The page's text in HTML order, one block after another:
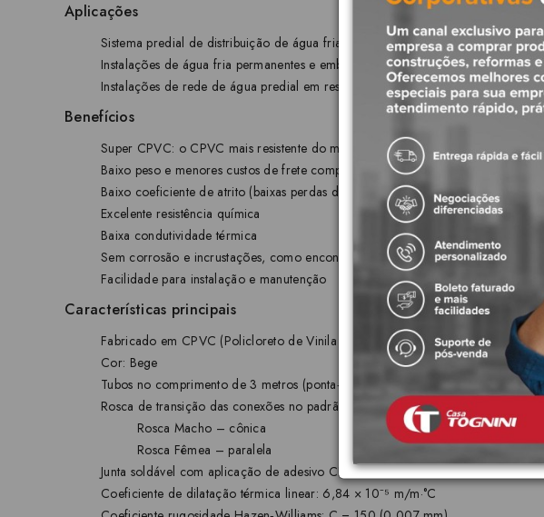
Aplicações
Sistema predial de distribuição de água fria
Instalações de água fria permanentes e embutidas em paredes ou aparentes
Instalações de rede de água predial em residências, comércio e indústrias
Benefícios
Super CPVC: o CPVC mais resistente do mercado – 25% mais resistente à
Baixo peso e menores custos de frete comparados a soluções metálicas
Baixo coeficiente de atrito (baixas perdas de carga)
Excelente resistência química
Baixa condutividade térmica
Sem corrosão e incrustações, como encontrado em soluções metálicas
Facilidade para instalação e manutenção
Características principais
Fabricado em CPVC (Policloreto de Vinila Clorado) FlowGuard®
Cor: Bege
Tubos no comprimento de 3 metros (ponta‑a‑ponta)
Rosca de transição das conexões no padrão ISO 7‑1:
Rosca Macho – cônica
Rosca Fêmea – paralela
Junta soldável com aplicação de adesivo CPVC
Coeficiente de dilatação térmica linear: 6,84 × 10⁻⁵ m/m·°C